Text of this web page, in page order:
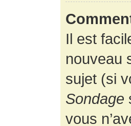
Il est
nouveau
sujet (si
Sondage
vous